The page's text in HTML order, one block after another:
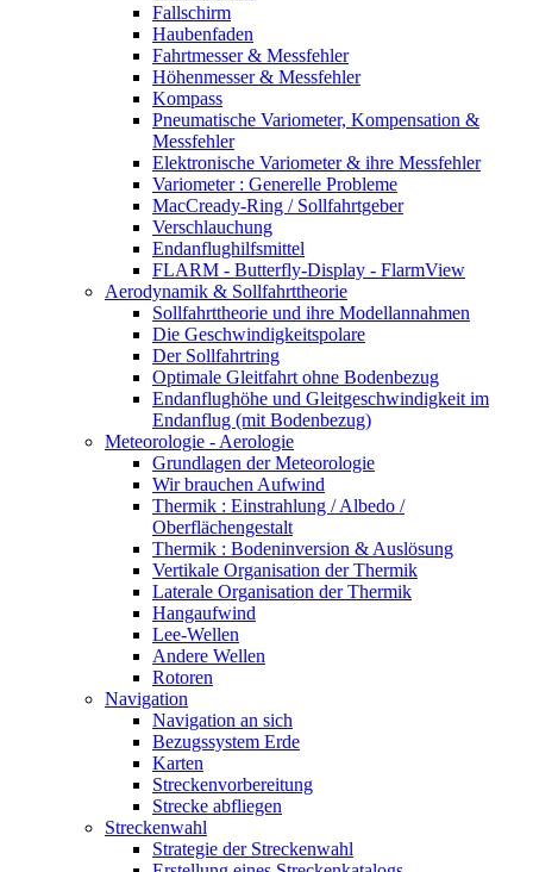
Fallschirm
Haubenfaden
Fahrtmesser & Messfehler
Höhenmesser & Messfehler
Kompass
Pneumatische Variometer, Kompensation &
Messfehler
Elektronische Variometer & ihre Messfehler
Variometer : Generelle Probleme
MacCready-Ring / Sollfahrtgeber
Verschlauchung
Endanflughilfsmittel
FLARM - Butterfly-Display - FlarmView
Aerodynamik & Sollfahrttheorie
Sollfahrttheorie und ihre Modellannahmen
Die Geschwindigkeitspolare
Der Sollfahrtring
Optimale Gleitfahrt ohne Bodenbezug
Endanflughöhe und Gleitgeschwindigkeit im
Endanflug (mit Bodenbezug)
Meteorologie - Aerologie
Grundlagen der Meteorologie
Wir brauchen Aufwind
Thermik : Einstrahlung / Albedo /
Oberflächengestalt
Thermik : Bodeninversion & Auslösung
Vertikale Organisation der Thermik
Laterale Organisation der Thermik
Hangaufwind
Lee-Wellen
Andere Wellen
Rotoren
Navigation
Navigation an sich
Bezugssystem Erde
Karten
Streckenvorbereitung
Strecke abfliegen
Streckenwahl
Strategie der Streckenwahl